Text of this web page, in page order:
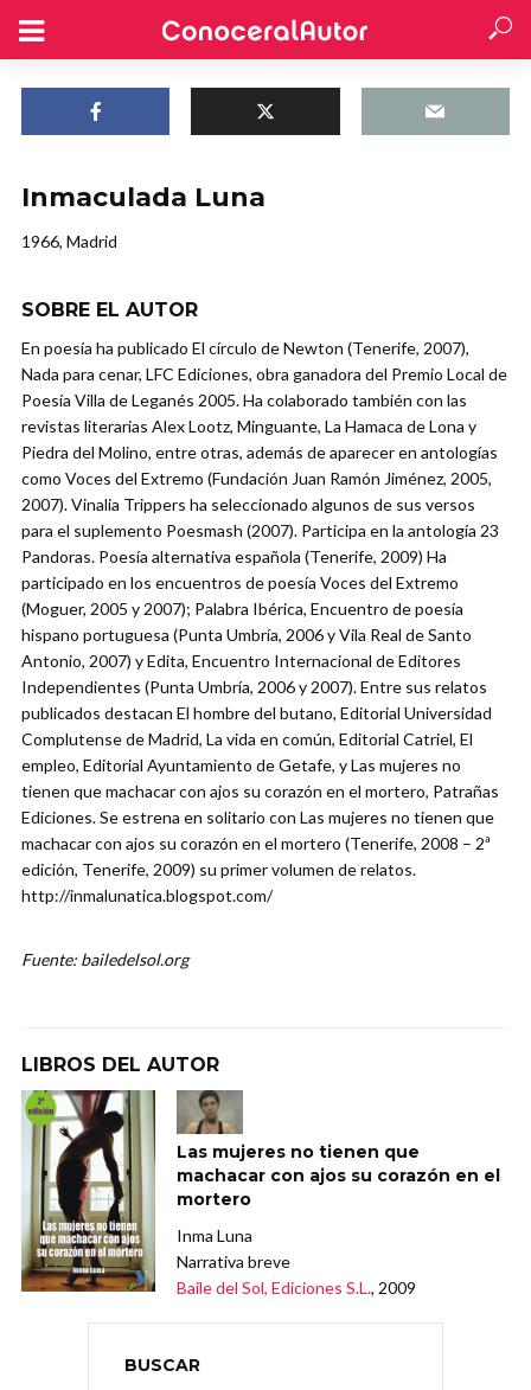
Inmaculada Luna
1966, Madrid
SOBRE EL AUTOR
En poesía ha publicado El círculo de Newton (Tenerife, 2007),
Nada para cenar, LFC Ediciones, obra ganadora del Premio Local de
Poesía Villa de Leganés 2005. Ha colaborado también con las
revistas literarias Alex Lootz, Minguante, La Hamaca de Lona y
Piedra del Molino, entre otras, además de aparecer en antologías
como Voces del Extremo (Fundación Juan Ramón Jiménez, 2005,
2007). Vinalia Trippers ha seleccionado algunos de sus versos
para el suplemento Poesmash (2007). Participa en la antología 23
Pandoras. Poesía alternativa española (Tenerife, 2009) Ha
participado en los encuentros de poesía Voces del Extremo
(Moguer, 2005 y 2007); Palabra Ibérica, Encuentro de poesía
hispano portuguesa (Punta Umbría, 2006 y Vila Real de Santo
Antonio, 2007) y Edita, Encuentro Internacional de Editores
Independientes (Punta Umbría, 2006 y 2007). Entre sus relatos
publicados destacan El hombre del butano, Editorial Universidad
Complutense de Madrid, La vida en común, Editorial Catriel, El
empleo, Editorial Ayuntamiento de Getafe, y Las mujeres no
tienen que machacar con ajos su corazón en el mortero, Patrañas
Ediciones. Se estrena en solitario con Las mujeres no tienen que
machacar con ajos su corazón en el mortero (Tenerife, 2008 – 2ª
edición, Tenerife, 2009) su primer volumen de relatos.
http://inmalunatica.blogspot.com/
Fuente: bailedelsol.org
LIBROS DEL AUTOR
Las mujeres no tienen que
machacar con ajos su corazón en el
mortero
Inma Luna
Narrativa breve
Baile del Sol, Ediciones S.L., 2009
BUSCAR